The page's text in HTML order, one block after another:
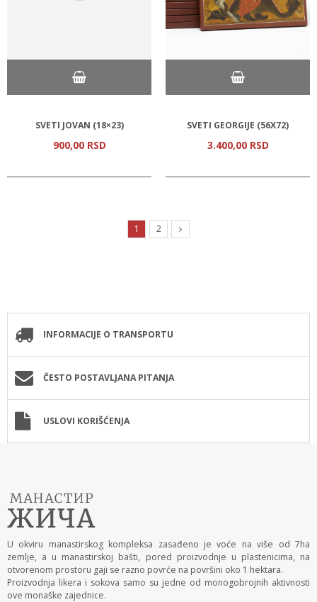
SVETI JOVAN (18×23)
900,00 RSD
SVETI GEORGIJE (56Х72)
3.400,00 RSD
1 2
INFORMACIJE O TRANSPORTU
ČESTO POSTAVLJANA PITANJA
USLOVI KORIŠĆENJA
U okviru manastirskog kompleksa zasađeno je voće na više od 7ha
zemlje, a u manastirskoj bašti, pored proizvodnje u plastenicima, na
otvorenom prostoru gaji se razno povrće na površini oko 1 hektara.
Proizvodnja likera i sokova samo su jedne od monogobrojnih aktivnosti
ove monaške zajednice.